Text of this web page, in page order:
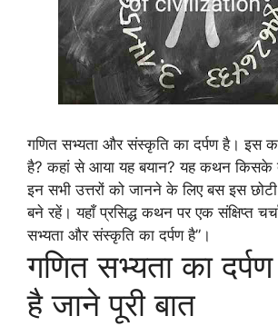
गणित सभ्यता और संस्कृति का दर्पण है। इस
है? कहां से आया यह बयान? यह कथन किसके
इन सभी उत्तरों को जानने के लिए बस इस
बने रहें। यहाँ प्रसिद्ध कथन पर एक संक्षिप्त
सभ्यता और संस्कृति का दर्पण है”।
गणित सभ्यता का
है जाने पूरी बात